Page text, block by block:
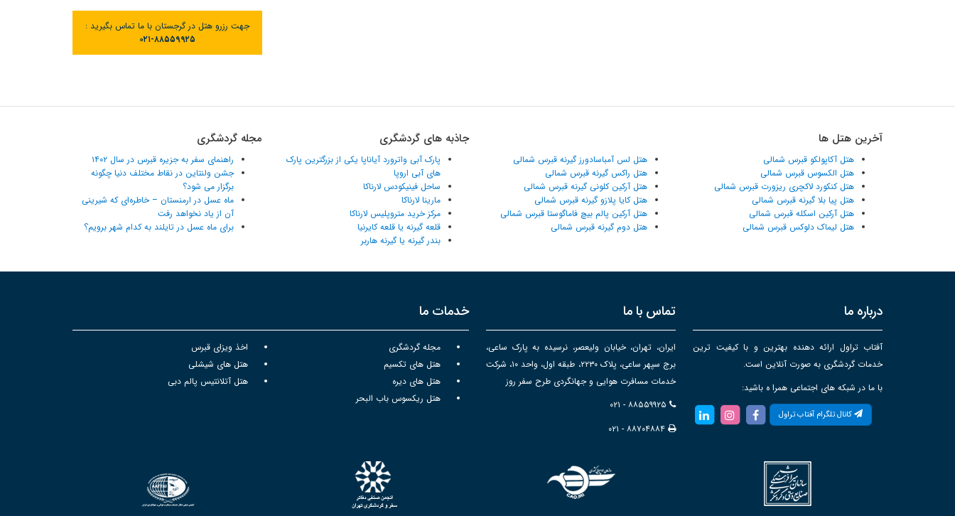
جهت رزرو هتل در گرجستان با ما تماس بگیرید :
۰۲۱-۸۸۵۵۹۹۲۵
آخرین هتل ها
هتل آکاپولکو قبرس شمالی
هتل الکسوس قبرس شمالی
هتل کنکورد لاکچری ریزورت قبرس شمالی
هتل پیا بلا گیرنه قبرس شمالی
هتل آرکین اسکله قبرس شمالی
هتل لیماک دلوکس قبرس شمالی
هتل لس آمباسادورز گیرنه قبرس شمالی
هتل راکس گیرنه قبرس شمالی
هتل آرکین کلونی گیرنه قبرس شمالی
هتل کایا پلازو گیرنه قبرس شمالی
هتل آرکین پالم بیچ فاماگوستا قبرس شمالی
هتل دوم گیرنه قبرس شمالی
جاذبه های گردشگری
پارک آبی واترورد آیاناپا یکی از بزرگترین پارک
های آبی اروپا
ساحل فینیکودس لارناکا
مارینا لارناکا
مرکز خرید متروپلیس لارناکا
قلعه گیرنه یا قلعه کایرنیا
بندر گیرنه یا گیرنه هاربر
مجله گردشگری
راهنمای سفر به جزیره قبرس در سال ۱۴۰۲
جشن ولنتاین در نقاط مختلف دنیا چگونه
برگزار می شود؟
ماه عسل در ارمنستان – خاطره‌ای که شیرینی
آن از یاد نخواهد رفت
برای ماه عسل در تایلند به کدام شهر برویم؟
درباره ما
آفتاب تراول ارائه دهنده بهترین و با کیفیت ترین
خدمات گردشگری به صورت آنلاین است.
با ما در شبکه های اجتماعی همرا ه باشید:
کانال تلگرام آفتاب تراول
تماس با ما
ایران، تهران، خیابان ولیعصر، نرسیده به پارک ساعی،
برج سپهر ساعی، پلاک ۲۲۳۰، طبقه اول، واحد ۱۰، شرکت
خدمات مسافرت هوایی و جهانگردی طرح سفر روز
۰۲۱ - ۸۸۵۵۹۹۲۵
۰۲۱ - ۸۸۷۰۴۸۸۴
خدمات ما
مجله گردشگری
اخذ ویزای قبرس
هتل های تکسیم
هتل های شیشلی
هتل های دیره
هتل آتلانتیس پالم دبی
هتل ریکسوس باب البحر